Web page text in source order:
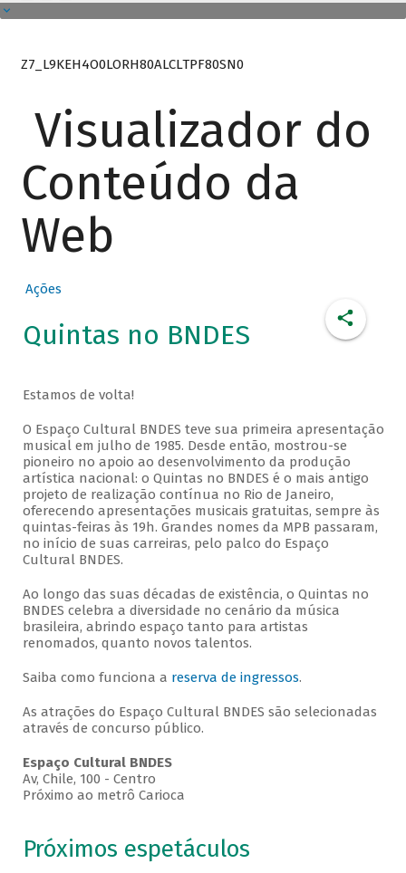
Z7_L9KEH4O0LORH80ALCLTPF80SN0
Visualizador do
Conteúdo da
Web
Ações
Quintas no BNDES
Estamos de volta!
O Espaço Cultural BNDES teve sua primeira apresentação
musical em julho de 1985. Desde então, mostrou-se
pioneiro no apoio ao desenvolvimento da produção
artística nacional: o Quintas no BNDES é o mais antigo
projeto de realização contínua no Rio de Janeiro,
oferecendo apresentações musicais gratuitas, sempre às
quintas-feiras às 19h. Grandes nomes da MPB passaram,
no início de suas carreiras, pelo palco do Espaço
Cultural BNDES.
Ao longo das suas décadas de existência, o Quintas no
BNDES celebra a diversidade no cenário da música
brasileira, abrindo espaço tanto para artistas
renomados, quanto novos talentos.
Saiba como funciona a reserva de ingressos.
As atrações do Espaço Cultural BNDES são selecionadas
através de concurso público.
Espaço Cultural BNDES
Av, Chile, 100 - Centro
Próximo ao metrô Carioca
Próximos espetáculos